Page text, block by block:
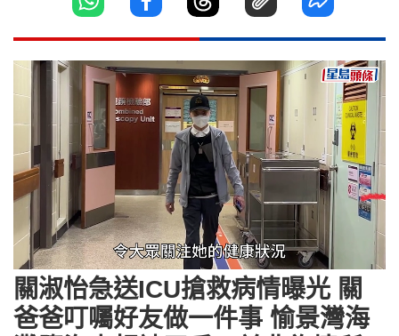
Unmute Loaded:
53.25%
關淑怡急送ICU搶救病情曝光 關
爸爸叮囑好友做一件事 愉景灣海